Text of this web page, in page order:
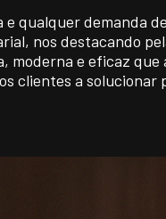
WILIANS
e qualquer demanda
nos destacando
moderna e eficaz que
clientes a solucionar